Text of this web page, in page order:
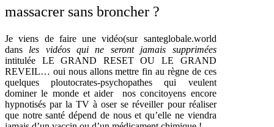
massacrer sans broncher ?
Je viens de faire une vidéo(sur santeglobale.world
dans les vidéos qui ne seront jamais supprimées
intitulée LE GRAND RESET OU LE GRAND
REVEIL… oui nous allons mettre fin au règne de ces
quelques ploutocrates-psychopathes qui veulent
dominer le monde et aider nos concitoyens encore
hypnotisés par la TV à oser se réveiller pour réaliser
que notre santé dépend de nous et qu’elle ne viendra